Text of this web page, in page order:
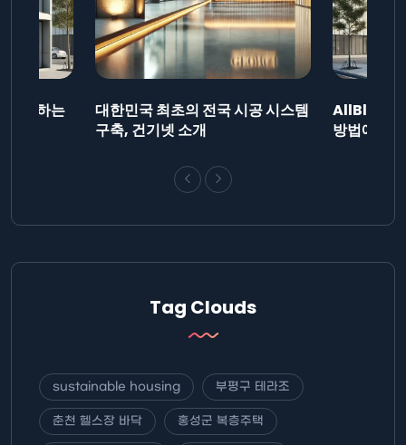
제출하는
대한민국 최초의 전국 시공 시스템
구축, 건기넷 소개
AllBlog에
방법에 대
Tag Clouds
sustainable housing 부평구 테라조
춘천 헬스장 바닥 홍성군 복층주택